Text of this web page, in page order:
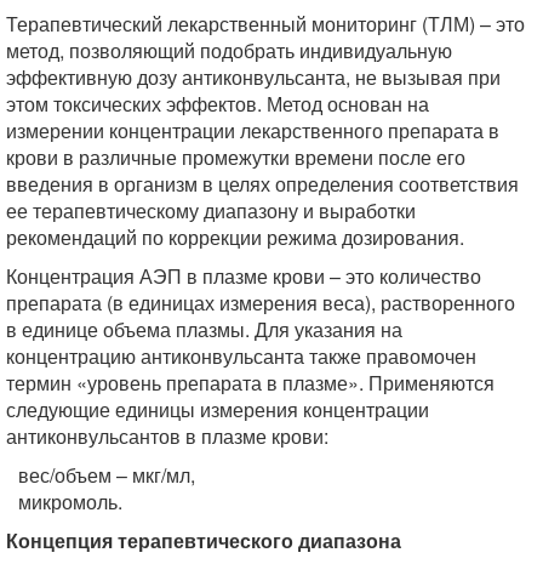
Терапевтический лекарственный мониторинг (ТЛМ) – это
метод, позволяющий подобрать индивидуальную
эффективную дозу антиконвульсанта, не вызывая при
этом токсических эффектов. Метод основан на
измерении концентрации лекарственного препарата в
крови в различные промежутки времени после его
введения в организм в целях определения соответствия
ее терапевтическому диапазону и выработки
рекомендаций по коррекции режима дозирования.
Концентрация АЭП в плазме крови – это количество
препарата (в единицах измерения веса), растворенного
в единице объема плазмы. Для указания на
концентрацию антиконвульсанта также правомочен
термин «уровень препарата в плазме». Применяются
следующие единицы измерения концентрации
антиконвульсантов в плазме крови:
вес/объем – мкг/мл,
микромоль.
Концепция терапевтического диапазона